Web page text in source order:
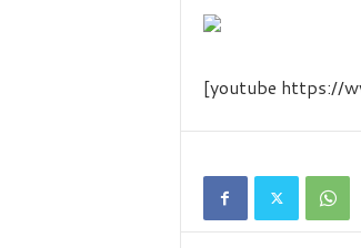
u
[youtube https://